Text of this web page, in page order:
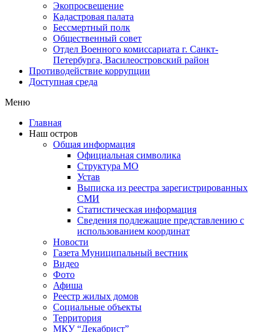
Экопросвещение
Кадастровая палата
Бессмертный полк
Общественный совет
Отдел Военного комиссариата г. Санкт-
Петербурга, Василеостровский район
Противодействие коррупции
Доступная среда
Меню
Главная
Наш остров
Общая информация
Официальная символика
Структура МО
Устав
Выписка из реестра зарегистрированных
СМИ
Статистическая информация
Сведения подлежащие представлению с
использованием координат
Новости
Газета Муниципальный вестник
Видео
Фото
Афиша
Реестр жилых домов
Социальные объекты
Территория
МКУ “Декабрист”